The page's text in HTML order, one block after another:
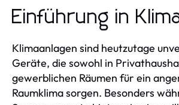
Einführung in
Klimaanlagen sind heutzutage
Geräte, die sowohl in
gewerblichen Räumen für ein
Raumklima sorgen. Besonders